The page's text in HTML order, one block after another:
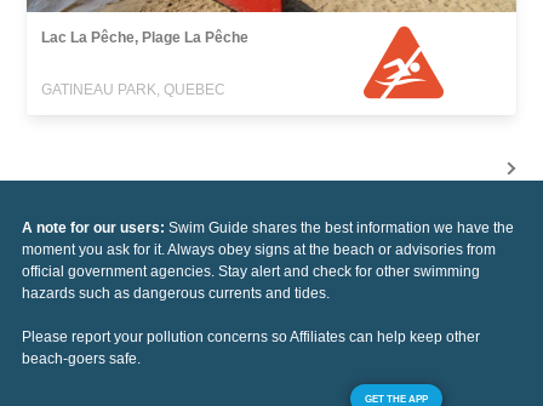
Lac La Pêche, Plage La Pêche
GATINEAU PARK, QUEBEC
A note for our users: Swim Guide shares the best information we have the
moment you ask for it. Always obey signs at the beach or advisories from
official government agencies. Stay alert and check for other swimming
hazards such as dangerous currents and tides.
Please report your pollution concerns so Affiliates can help keep other
beach-goers safe.
GET THE APP